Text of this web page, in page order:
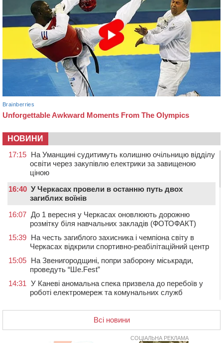
НОВИНИ
17:15 На Уманщині судитимуть колишню очільницю відділу
освіти через закупівлю електрики за завищеною
ціною
16:40 У Черкасах провели в останню путь двох
загиблих воїнів
16:07 До 1 вересня у Черкасах оновлюють дорожню
розмітку біля навчальних закладів (ФОТОФАКТ)
15:39 На честь загиблого захисника і чемпіона світу в
Черкасах відкрили спортивно-реабілітаційний центр
15:05 На Звенигородщині, попри заборону міськради,
проведуть “Ше.Fest”
14:31 У Каневі аномальна спека призвела до перебоїв у
роботі електромереж та комунальних служб
зерна нового врожаю
13:40 На Кам’янщині сталася масштабна пожежа
Всі новини
СОЦІАЛЬНА РЕКЛАМА